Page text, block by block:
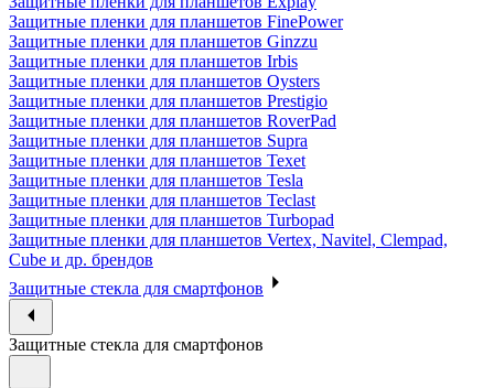
Защитные пленки для планшетов FinePower
Защитные пленки для планшетов Ginzzu
Защитные пленки для планшетов Irbis
Защитные пленки для планшетов Oysters
Защитные пленки для планшетов Prestigio
Защитные пленки для планшетов RoverPad
Защитные пленки для планшетов Supra
Защитные пленки для планшетов Texet
Защитные пленки для планшетов Tesla
Защитные пленки для планшетов Teclast
Защитные пленки для планшетов Turbopad
Защитные пленки для планшетов Vertex, Navitel, Clempad,
Cube и др. брендов
Защитные стекла для смартфонов
Защитные стекла для смартфонов